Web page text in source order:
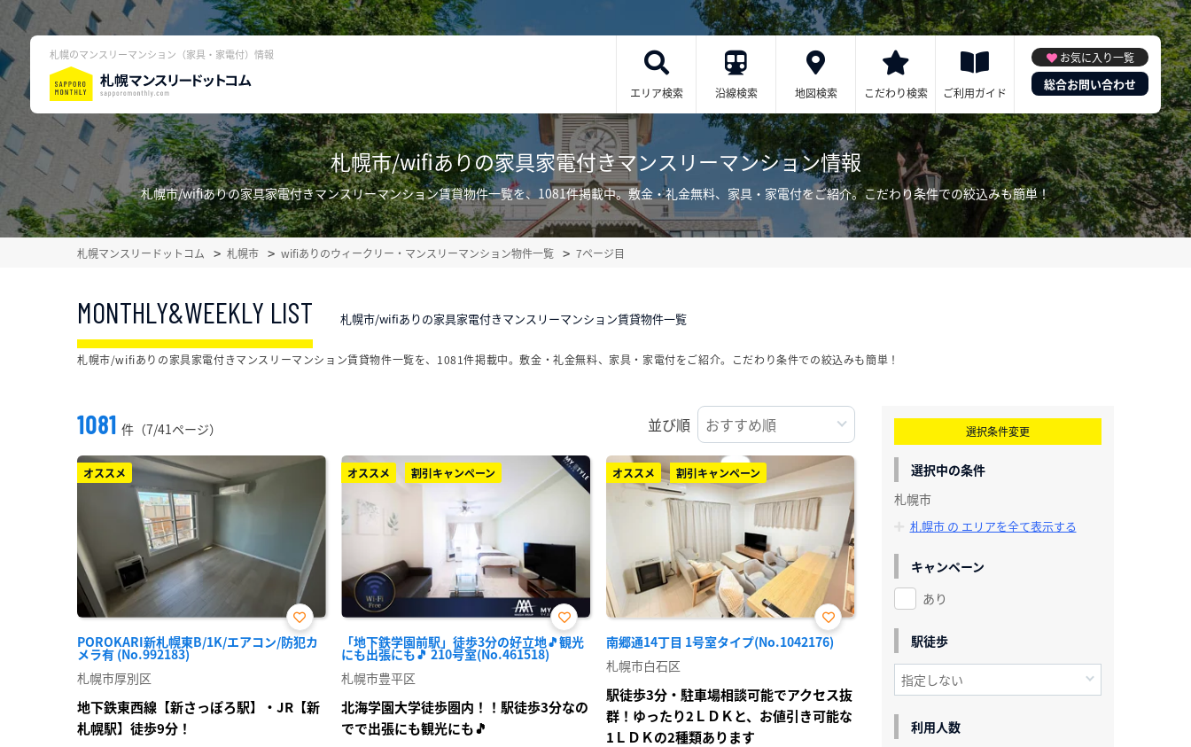
札幌のマンスリーマンション（家具・家電付）情報
エリア検索 沿線検索 地図検索 こだわり検索 ご利用ガイド
お気に入り一覧
総合お問い合わせ
札幌市/wifiありの家具家電付きマンスリーマンション情報
札幌市/wifiありの家具家電付きマンスリーマンション賃貸物件一覧を、1081件掲載中。敷金・礼金無料、家具・家電付をご紹介。こだわり条件での絞込みも簡単！
札幌マンスリードットコム 札幌市 wifiありのウィークリー・マンスリーマンション物件一覧 7ページ目
MONTHLY&WEEKLY LIST 札幌市/wifiありの家具家電付きマンスリーマンション賃貸物件一覧
1081 件（7/41ページ） 並び順
オススメ
POROKARI新札幌東B/1K/エアコン/防犯カ
メラ有 (No.992183)
お気
に入
札幌市厚別区
地下鉄東西線【新さっぽろ駅】・JR【新
札幌駅】徒歩9分！
オススメ 割引キャンペーン
「地下鉄学園前駅」徒歩3分の好立地🎵観光
にも出張にも🎵 210号室(No.461518)
お気
に入
札幌市豊平区
北海学園大学徒歩圏内！！駅徒歩3分なの
でで出張にも観光にも🎵
オススメ 割引キャンペーン
南郷通14丁目 1号室タイプ(No.1042176)
お気
に入
札幌市白石区
駅徒歩3分・駐車場相談可能でアクセス抜
群！ゆったり2ＬＤＫと、お値引き可能な
1ＬＤＫの2種類あります
札幌市/wifiありの家具家電付きマンスリーマンション賃貸物件一覧を、1081件掲載中。敷金・礼金無料、家具・家電付をご紹介。こだわり条件での絞込みも簡単！
選択条件変更
選択中の条件
札幌市
札幌市 の エリアを全て表示する
キャンペーン
あり
駅徒歩
利用人数